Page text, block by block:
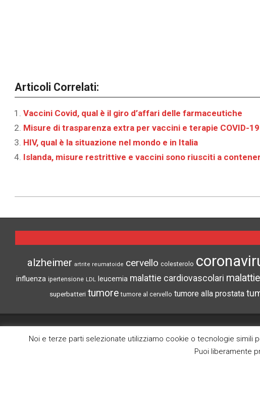
Articoli Correlati:
Vaccini Covid, qual è il giro d’affari delle farmaceutiche
Misure di trasparenza extra per vaccini e terapie COVID-19
HIV, qual è la situazione nel mondo e in Italia
Islanda, misure restrittive e vaccini sono riusciti a
alzheimer artrite reumatoide cervello colesterolo
influenza ipertensione LDL leucemia malattie cardiovascolari
superbatteri tumore tumore al cervello tumore alla prostata
CRONACHE DI SCIENZA CERCA
Noi e terze parti selezionate utilizziamo cookie o tecnologie simili
Puoi liberamente